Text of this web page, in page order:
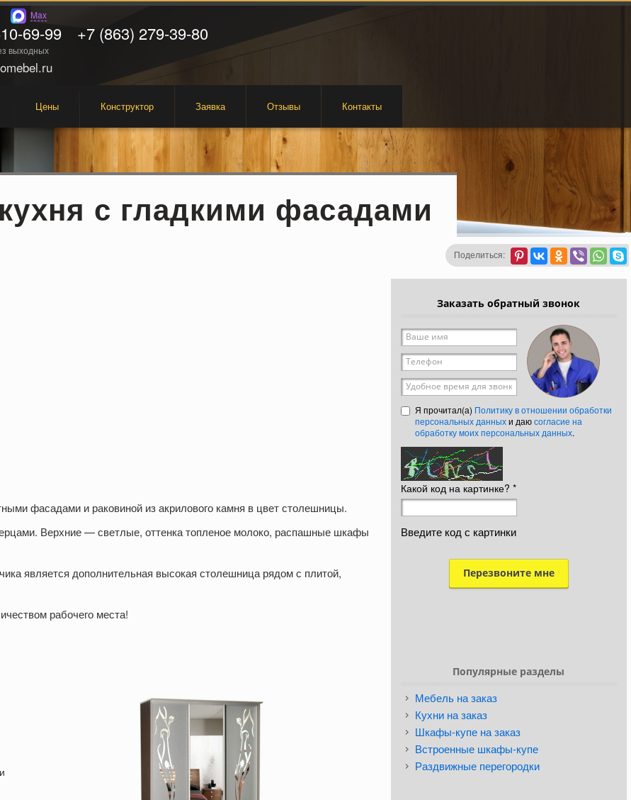
Max
69-99 +7 (863) 279-39-80
выходных
Цены Конструктор Заявка Отзывы Контакты
с гладкими фасадами
Поделиться:
фасадами и раковиной из акрилового камня в цвет столешницы.
Верхние — светлые, оттенка топленое молоко, распашные шкафы
является дополнительная высокая столешница рядом с плитой,
рабочего места!
Заказать обратный звонок
Ваше имя*
Телефон*
Удобное время для звонка
Я прочитал(а) Политику в отношении обработки
персональных данныхи даюсогласие на
обработку моих персональных данных.
Какой код на картинке? *
Введите код с картинки
Популярные разделы
Мебель на заказ
Кухни на заказ
Шкафы-купе на заказ
Встроенные шкафы-купе
Раздвижные перегородки